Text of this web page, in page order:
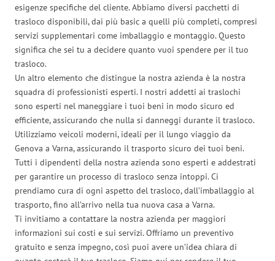
esigenze specifiche del cliente. Abbiamo diversi pacchetti di
trasloco disponibili, dai più basic a quelli più completi, compresi
servizi supplementari come imballaggio e montaggio. Questo
significa che sei tu a decidere quanto vuoi spendere per il tuo
trasloco.
Un altro elemento che distingue la nostra azienda è la nostra
squadra di professionisti esperti. I nostri addetti ai traslochi
sono esperti nel maneggiare i tuoi beni in modo sicuro ed
efficiente, assicurando che nulla si danneggi durante il trasloco.
Utilizziamo veicoli moderni, ideali per il lungo viaggio da
Genova a Varna, assicurando il trasporto sicuro dei tuoi beni.
Tutti i dipendenti della nostra azienda sono esperti e addestrati
per garantire un processo di trasloco senza intoppi. Ci
prendiamo cura di ogni aspetto del trasloco, dall’imballaggio al
trasporto, fino all’arrivo nella tua nuova casa a Varna.
Ti invitiamo a contattare la nostra azienda per maggiori
informazioni sui costi e sui servizi. Offriamo un preventivo
gratuito e senza impegno, così puoi avere un’idea chiara di